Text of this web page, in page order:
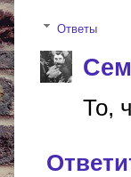
Ответы
То,